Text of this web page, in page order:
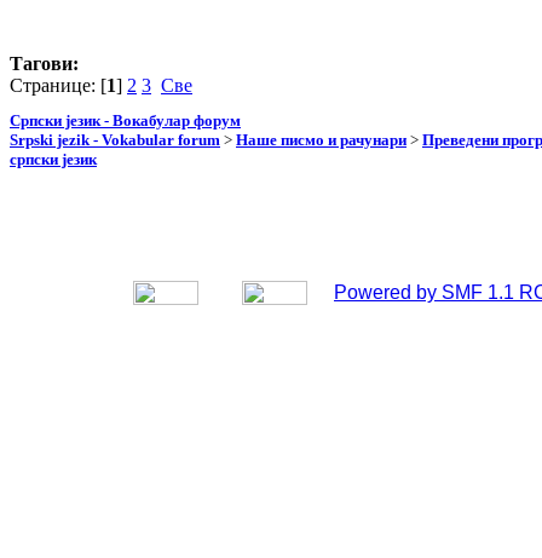
Тагови:
Странице: [1] 2 3 Све
Српски језик - Вокабулар форум
Srpski jezik - Vokabular forum > Наше писмо и рачунари > Преведени
српски језик
Powered by SMF 1.1